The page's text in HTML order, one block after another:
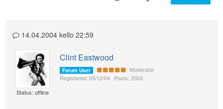
14.04.2004 kello 22:59
Status: offline
Clint Eastwood
Forum User
Moderator
Registered: 03/12/04 Posts: 2003